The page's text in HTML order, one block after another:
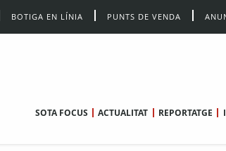
BOTIGA EN LÍNIA PUNTS DE VENDA
SOTA FOCUS ACTUALITAT REPORTATGE